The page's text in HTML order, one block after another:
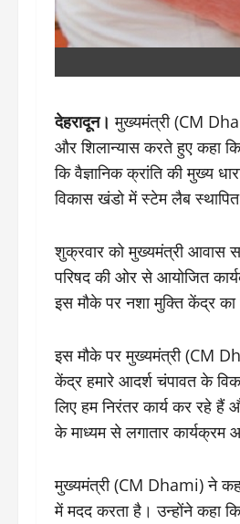
देहरादून। मुख्यमंत्री (CM
और शिलान्यास करते हुए कहा
कि वैज्ञानिक क्रांति की मुख्य
विकास खंडो में स्टेम लैब
शुक्रवार को मुख्यमंत्री आवास
परिषद की ओर से आयोजित
इस मौके पर नशा मुक्ति केंद्र का
इस मौके पर मुख्यमंत्री (CM
केंद्र हमारे आदर्श चंपावत के
लिए हम निरंतर कार्य कर रहे हैं
के माध्यम से लगातार कार्यक्रम
मुख्यमंत्री (CM Dhami) ने
में मदद करता है। उन्होंने कहा कि